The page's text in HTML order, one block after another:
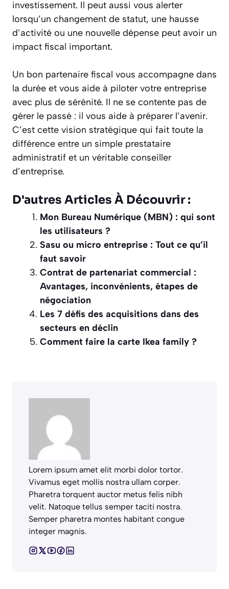
investissement. Il peut aussi vous alerter
lorsqu’un changement de statut, une hausse
d’activité ou une nouvelle dépense peut avoir un
impact fiscal important.
Un bon partenaire fiscal vous accompagne dans
la durée et vous aide à piloter votre entreprise
avec plus de sérénité. Il ne se contente pas de
gérer le passé : il vous aide à préparer l’avenir.
C’est cette vision stratégique qui fait toute la
différence entre un simple prestataire
administratif et un véritable conseiller
d’entreprise.
D'autres Articles À Découvrir :
Mon Bureau Numérique (MBN) : qui sont
les utilisateurs ?
Sasu ou micro entreprise : Tout ce qu’il
faut savoir
Contrat de partenariat commercial :
Avantages, inconvénients, étapes de
négociation
Les 7 défis des acquisitions dans des
secteurs en déclin
Comment faire la carte Ikea family ?
Lorem ipsum amet elit morbi dolor tortor.
Vivamus eget mollis nostra ullam corper.
Pharetra torquent auctor metus felis nibh
velit. Natoque tellus semper taciti nostra.
Semper pharetra montes habitant congue
integer magnis.